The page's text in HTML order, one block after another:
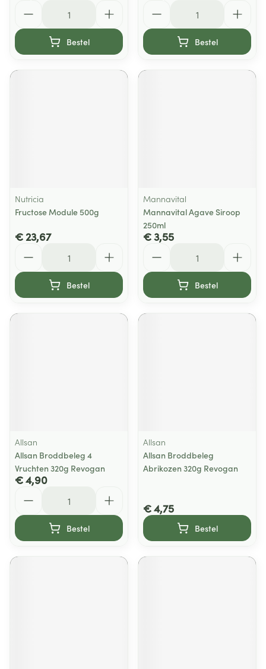
Bestel Bestel
Nutricia
Fructose Module 500g
€ 23,67
Bestel
Mannavital
Mannavital Agave Siroop
250ml
€ 3,55
Bestel
Allsan
Allsan Broddbeleg 4
Vruchten 320g Revogan
€ 4,90
Bestel
Allsan
Allsan Broddbeleg
Abrikozen 320g Revogan
€ 4,75
Bestel